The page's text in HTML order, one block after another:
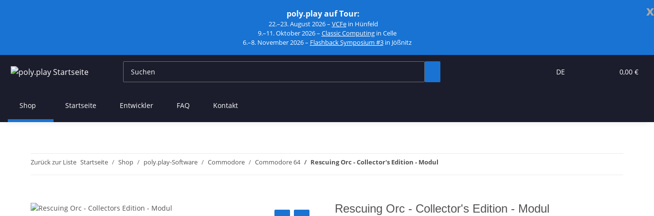
x
poly.play auf Tour:
22.–23. August 2026 – VCFein Hünfeld
9.–11. Oktober 2026 – Classic Computingin Celle
6.–8. November 2026 – Flashback Symposium #3in Jößnitz
DE 0,00 €
Shop Startseite Entwickler FAQ Kontakt
Zurück zur Liste Startseite Shop poly.play-Software Commodore Commodore 64 Rescuing Orc - Collector's Edition - Modul
Rescuing Orc - Collector's Edition - Modul